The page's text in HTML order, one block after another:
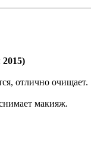
отлично очищает.
макияж.